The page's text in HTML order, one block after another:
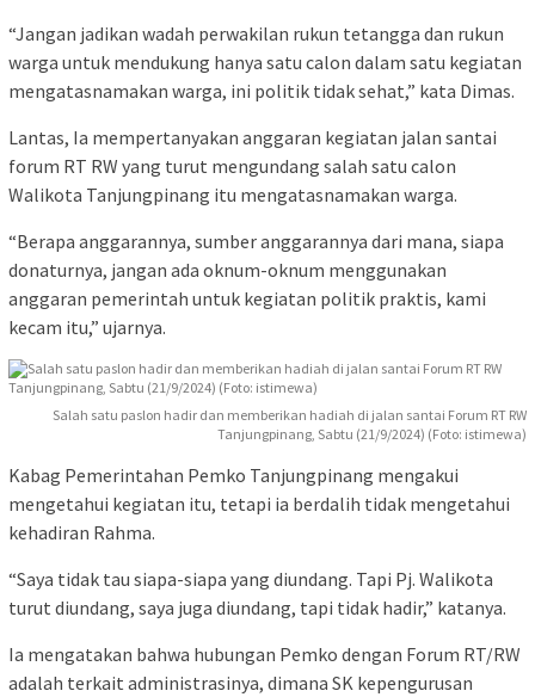
“Jangan jadikan wadah perwakilan rukun tetangga dan rukun
warga untuk mendukung hanya satu calon dalam satu kegiatan
mengatasnamakan warga, ini politik tidak sehat,” kata Dimas.
Lantas, Ia mempertanyakan anggaran kegiatan jalan santai
forum RT RW yang turut mengundang salah satu calon
Walikota Tanjungpinang itu mengatasnamakan warga.
“Berapa anggarannya, sumber anggarannya dari mana, siapa
donaturnya, jangan ada oknum-oknum menggunakan
anggaran pemerintah untuk kegiatan politik praktis, kami
kecam itu,” ujarnya.
Salah satu paslon hadir dan memberikan hadiah di jalan santai Forum RT RW
Tanjungpinang, Sabtu (21/9/2024) (Foto: istimewa)
Kabag Pemerintahan Pemko Tanjungpinang mengakui
mengetahui kegiatan itu, tetapi ia berdalih tidak mengetahui
kehadiran Rahma.
“Saya tidak tau siapa-siapa yang diundang. Tapi Pj. Walikota
turut diundang, saya juga diundang, tapi tidak hadir,” katanya.
Ia mengatakan bahwa hubungan Pemko dengan Forum RT/RW
adalah terkait administrasinya, dimana SK kepengurusan